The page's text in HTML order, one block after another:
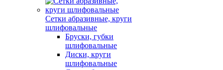
Сетки абразивные, круги
шлифовальные
Бруски, губки
шлифовальные
Диски, круги
шлифовальные